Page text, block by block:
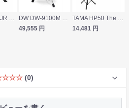
49,555 円
14,481 円
(0)